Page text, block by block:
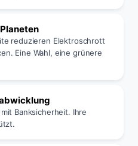
reduzieren Elektroschrott
Eine Wahl, eine grünere
Banksicherheit. Ihre